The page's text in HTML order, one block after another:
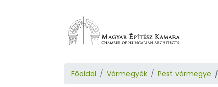
Főoldal Vármegyék Pest vármegye